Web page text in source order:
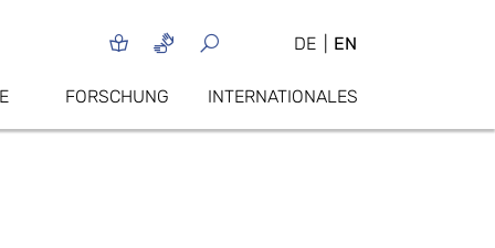
DE EN
FORSCHUNG INTERNATIONALES